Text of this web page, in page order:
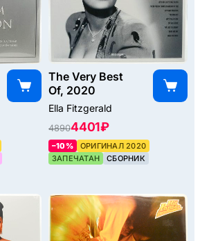
The Very Best
Of, 2020
Ella Fitzgerald
48904401 ₽
–10%
ОРИГИНАЛ 2020
ЗАПЕЧАТАН
СБОРНИК